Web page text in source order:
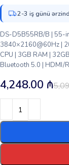
2-3 iş günü
DS-D5B55RB/B | 55-
3840×2160@60Hz |
CPU | 3GB RAM |
Bluetooth 5.0 | HDMI/
4,248.00 ₼